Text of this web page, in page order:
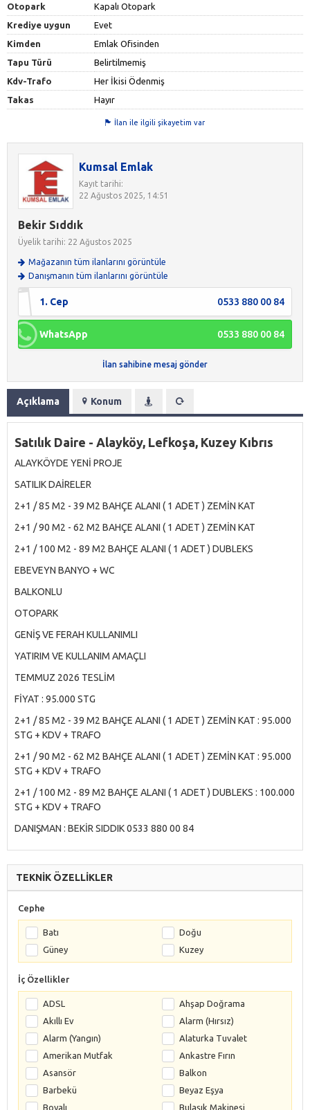
Otopark
Kapalı Otopark
Krediye uygun
Evet
Kimden
Emlak Ofisinden
Tapu Türü
Belirtilmemiş
Kdv-Trafo
Her İkisi Ödenmiş
Takas
Hayır
İlan ile ilgili şikayetim var
Kumsal Emlak
Kayıt tarihi:
22 Ağustos 2025, 14:51
Bekir Sıddık
Üyelik tarihi: 22 Ağustos 2025
Mağazanın tüm ilanlarını görüntüle
Danışmanın tüm ilanlarını görüntüle
1. Cep 0533 880 00 84
WhatsApp 0533 880 00 84
İlan sahibine mesaj gönder
Açıklama Konum
Satılık Daire - Alayköy, Lefkoşa, Kuzey Kıbrıs
ALAYKÖYDE YENİ PROJE
SATILIK DAİRELER
2+1 / 85 M2 - 39 M2 BAHÇE ALANI ( 1 ADET ) ZEMİN KAT
2+1 / 90 M2 - 62 M2 BAHÇE ALANI ( 1 ADET ) ZEMİN KAT
2+1 / 100 M2 - 89 M2 BAHÇE ALANI ( 1 ADET ) DUBLEKS
EBEVEYN BANYO + WC
BALKONLU
OTOPARK
GENİŞ VE FERAH KULLANIMLI
YATIRIM VE KULLANIM AMAÇLI
TEMMUZ 2026 TESLİM
FİYAT : 95.000 STG
2+1 / 85 M2 - 39 M2 BAHÇE ALANI ( 1 ADET ) ZEMİN KAT : 95.000
STG + KDV + TRAFO
2+1 / 90 M2 - 62 M2 BAHÇE ALANI ( 1 ADET ) ZEMİN KAT : 95.000
STG + KDV + TRAFO
2+1 / 100 M2 - 89 M2 BAHÇE ALANI ( 1 ADET ) DUBLEKS : 100.000
STG + KDV + TRAFO
DANIŞMAN : BEKİR SIDDIK 0533 880 00 84
TEKNİK ÖZELLİKLER
Cephe
Batı
Doğu
Güney
Kuzey
İç Özellikler
ADSL
Ahşap Doğrama
Akıllı Ev
Alarm (Hırsız)
Alarm (Yangın)
Alaturka Tuvalet
Amerikan Mutfak
Ankastre Fırın
Asansör
Balkon
Barbekü
Beyaz Eşya
Boyalı
Bulaşık Makinesi